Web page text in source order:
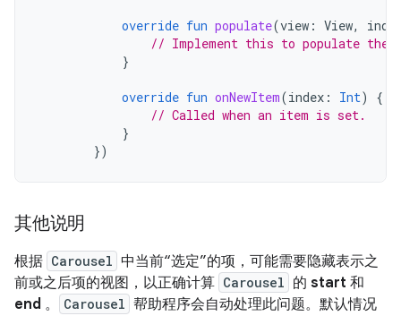
override fun populate(view : View,
// Implement this to populate the
}
override fun onNewItem(index : Int)
{
// Called when an item is set.
}
})
其他说明
根据 Carousel 中当前“选定”的项，可能需要隐藏表示之
前或之后项的视图，以正确计算 Carousel 的 start 和
end 。 Carousel 帮助程序会自动处理此问题。默认情况